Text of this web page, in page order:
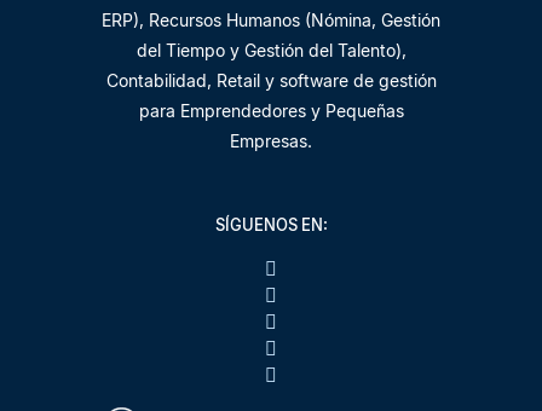
ERP), Recursos Humanos (Nómina, Gestión
del Tiempo y Gestión del Talento),
Contabilidad, Retail y software de gestión
para Emprendedores y Pequeñas
Empresas.
SÍGUENOS EN: